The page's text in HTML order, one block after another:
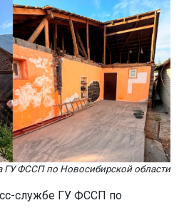
ГУ ФССП по Новосибирской области
службе ГУ ФССП по